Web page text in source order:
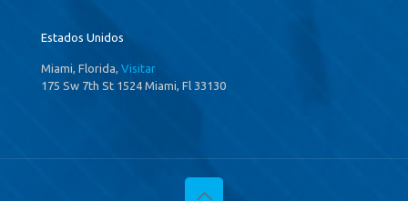
Estados Unidos
Miami, Florida, Visitar
175 Sw 7th St 1524 Miami, Fl 33130